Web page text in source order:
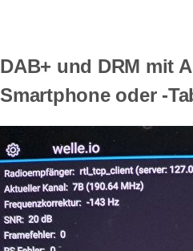
DAB+ und DRM mit
Smartphone oder -